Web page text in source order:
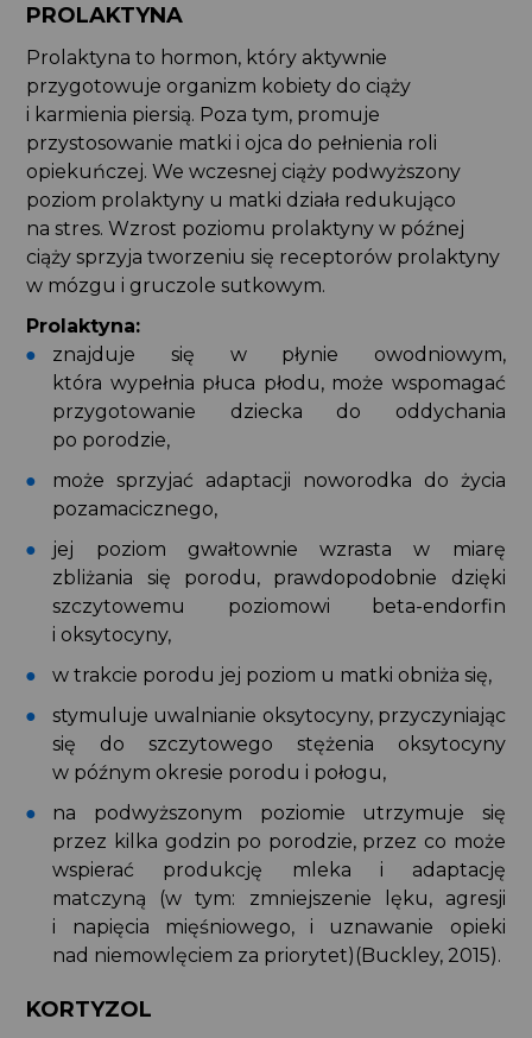
PROLAKTYNA
Prolaktyna to hormon, który aktywnie
przygotowuje organizm kobiety do ciąży
i karmienia piersią. Poza tym, promuje
przystosowanie matki i ojca do pełnienia roli
opiekuńczej. We wczesnej ciąży podwyższony
poziom prolaktyny u matki działa redukująco
na stres. Wzrost poziomu prolaktyny w późnej
ciąży sprzyja tworzeniu się receptorów prolaktyny
w mózgu i gruczole sutkowym.
Prolaktyna:
znajduje się w płynie owodniowym,
która wypełnia płuca płodu, może wspomagać
przygotowanie dziecka do oddychania
po porodzie,
może sprzyjać adaptacji noworodka do życia
pozamacicznego,
jej poziom gwałtownie wzrasta w miarę
zbliżania się porodu, prawdopodobnie dzięki
szczytowemu poziomowi beta-endorfin
i oksytocyny,
w trakcie porodu jej poziom u matki obniża się,
stymuluje uwalnianie oksytocyny, przyczyniając
się do szczytowego stężenia oksytocyny
w późnym okresie porodu i połogu,
na podwyższonym poziomie utrzymuje się
przez kilka godzin po porodzie, przez co może
wspierać produkcję mleka i adaptację
matczyną (w tym: zmniejszenie lęku, agresji
i napięcia mięśniowego, i uznawanie opieki
nad niemowlęciem za priorytet)(Buckley, 2015).
KORTYZOL